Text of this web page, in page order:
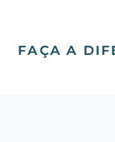
FAÇA A